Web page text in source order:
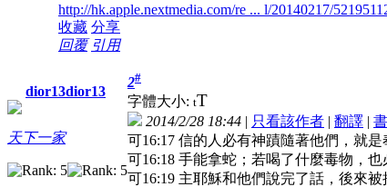
http://hk.apple.nextmedia.com/re ... l/20140217/
收藏 分享
回覆 引用
dior13dior13
天下一家
2#
字體大小: tT
2014/2/28 18:44 | 只看該作者 | 翻譯 |
可16:17 信的人必有神蹟隨著他們，就是
可16:18 手能拿蛇；若喝了什麼毒物，
可16:19 主耶穌和他們說完了話，後來被